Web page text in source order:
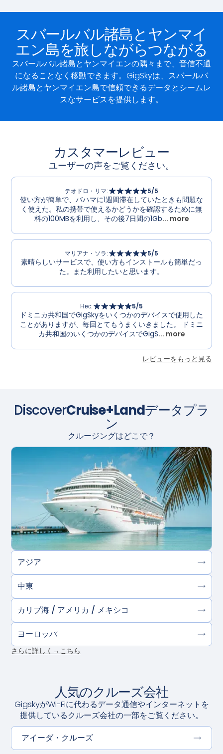
スバールバル諸島とヤンマイ
エン島を旅しながらつながる
スバールバル諸島とヤンマイエンの隅々まで、音信不通
になることなく移動できます。GigSkyは、スバールバ
ル諸島とヤンマイエン島で信頼できるデータとシームレ
スなサービスを提供します。
カスタマーレビュー
ユーザーの声をご覧ください。
テオドロ・リマ: 5/5
使い方が簡単で、バハマに1週間滞在していたときも問題な
く使えた。私の携帯で使えるかどうかを確認するために無
料の100MBを利用し、その後7日間の1Gb... more
マリアナ・ソラ: 5/5
素晴らしいサービスで、使い方もインストールも簡単だっ
た。また利用したいと思います。
Нес: 5/5
ドミニカ共和国でGigSkyをいくつかのデバイスで使用した
ことがありますが、毎回とてもうまくいきました。 ドミニ
カ共和国のいくつかのデバイスでGigS... more
レビューをもっと見る
DiscoverCruise+Landデータプラ
ン
クルージングはどこで？
アジア
中東
カリブ海 / アメリカ / メキシコ
ヨーロッパ
さらに詳しく→こちら
人気のクルーズ会社
GigskyがWi-Fiに代わるデータ通信やインターネットを
提供しているクルーズ会社の一部をご覧ください。
アイーダ・クルーズ